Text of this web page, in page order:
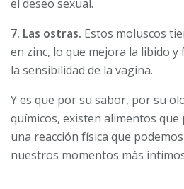
el deseo sexual.
7. Las ostras. Estos moluscos
en zinc, lo que mejora la libido y
la sensibilidad de la vagina.
Y es que por su sabor, por su
químicos, existen alimentos
una reacción física que
nuestros momentos más